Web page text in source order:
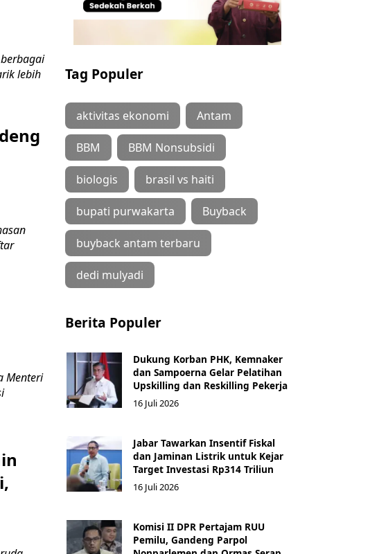
berbagai
lebih
Menteri
Tag Populer
aktivitas ekonomi Antam
BBM BBM Nonsubsidi
biologis brasil vs haiti
bupati purwakarta Buyback
buyback antam terbaru
dedi mulyadi
Berita Populer
Dukung Korban PHK, Kemnaker
dan Sampoerna Gelar Pelatihan
Upskilling dan Reskilling Pekerja
16 Juli 2026
Jabar Tawarkan Insentif Fiskal
dan Jaminan Listrik untuk Kejar
Target Investasi Rp314 Triliun
16 Juli 2026
Komisi II DPR Pertajam RUU
Pemilu, Gandeng Parpol